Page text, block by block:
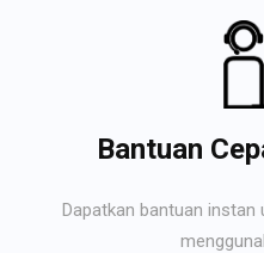
Bantuan
Dapatkan bantuan instan